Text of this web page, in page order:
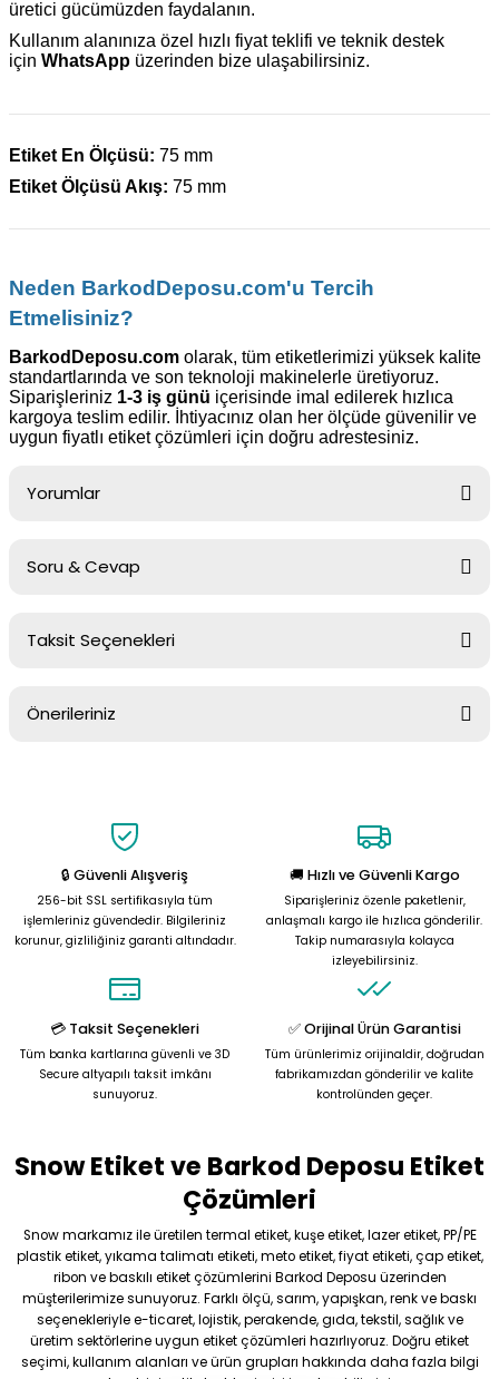
üretici gücümüzden faydalanın.
Kullanım alanınıza özel hızlı fiyat teklifi ve teknik destek
için WhatsApp üzerinden bize ulaşabilirsiniz.
Etiket En Ölçüsü: 75 mm
Etiket Ölçüsü Akış: 75 mm
Neden BarkodDeposu.com'u Tercih
Etmelisiniz?
BarkodDeposu.com olarak, tüm etiketlerimizi yüksek kalite
standartlarında ve son teknoloji makinelerle üretiyoruz.
Siparişleriniz 1-3 iş günü içerisinde imal edilerek hızlıca
kargoya teslim edilir. İhtiyacınız olan her ölçüde güvenilir ve
uygun fiyatlı etiket çözümleri için doğru adrestesiniz.
Yorumlar
Soru & Cevap
Ürün hakkında henüz soru sorulmamış.
Taksit Seçenekleri
Önerileriniz
Görüş ve önerileriniz için teşekkür ederiz.
Ürün resmi kalitesiz, bozuk veya görüntülenemiyor.
Ürün açıklamasında eksik bilgiler bulunuyor.
Ürün bilgilerinde hatalar bulunuyor.
Ürün fiyatı diğer sitelerden daha pahalı.
Gönder
🔒 Güvenli Alışveriş
256-bit SSL sertifikasıyla tüm
işlemleriniz güvendedir. Bilgileriniz
korunur, gizliliğiniz garanti altındadır.
🚚 Hızlı ve Güvenli Kargo
Siparişleriniz özenle paketlenir,
anlaşmalı kargo ile hızlıca gönderilir.
Takip numarasıyla kolayca
izleyebilirsiniz.
💳 Taksit Seçenekleri
Tüm banka kartlarına güvenli ve 3D
Secure altyapılı taksit imkânı
sunuyoruz.
✅ Orijinal Ürün Garantisi
Tüm ürünlerimiz orijinaldir, doğrudan
fabrikamızdan gönderilir ve kalite
kontrolünden geçer.
Snow Etiket ve Barkod Deposu Etiket
Çözümleri
Snow markamız ile üretilen termal etiket, kuşe etiket, lazer etiket, PP/PE
plastik etiket, yıkama talimatı etiketi, meto etiket, fiyat etiketi, çap etiket,
ribon ve baskılı etiket çözümlerini Barkod Deposu üzerinden
müşterilerimize sunuyoruz. Farklı ölçü, sarım, yapışkan, renk ve baskı
seçenekleriyle e-ticaret, lojistik, perakende, gıda, tekstil, sağlık ve
üretim sektörlerine uygun etiket çözümleri hazırlıyoruz. Doğru etiket
seçimi, kullanım alanları ve ürün grupları hakkında daha fazla bilgi